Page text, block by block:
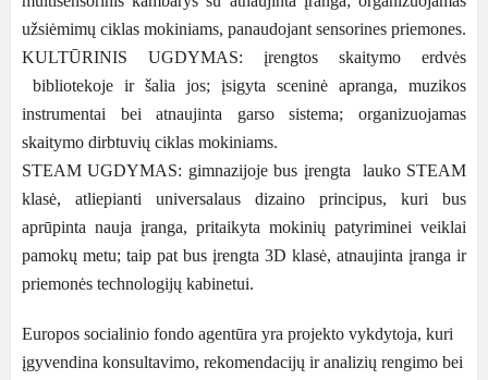
užsiėmimų ciklas mokiniams, panaudojant sensorines priemones.
KULTŪRINIS UGDYMAS: įrengtos skaitymo erdvės
bibliotekoje ir šalia jos; įsigyta sceninė apranga, muzikos
instrumentai bei atnaujinta garso sistema; organizuojamas
skaitymo dirbtuvių ciklas mokiniams.
STEAM UGDYMAS: gimnazijoje bus įrengta lauko STEAM
klasė, atliepianti universalaus dizaino principus, kuri bus
aprūpinta nauja įranga, pritaikyta mokinių patyriminei veiklai
pamokų metu; taip pat bus įrengta 3D klasė, atnaujinta įranga ir
priemonės technologijų kabinetui.
Europos socialinio fondo agentūra yra projekto vykdytoja, kuri
įgyvendina konsultavimo, rekomendacijų ir analizių rengimo bei